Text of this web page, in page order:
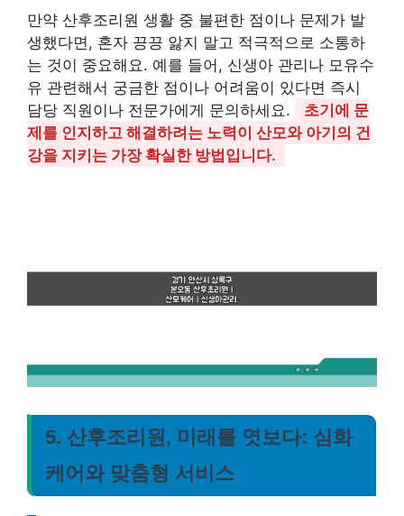
만약 산후조리원 생활 중 불편한 점이나 문제가 발
생했다면, 혼자 끙끙 앓지 말고 적극적으로 소통하
는 것이 중요해요. 예를 들어, 신생아 관리나 모유수
유 관련해서 궁금한 점이나 어려움이 있다면 즉시
담당 직원이나 전문가에게 문의하세요.
초기에 문
제를 인지하고 해결하려는 노력이 산모와 아기의 건
강을 지키는 가장 확실한 방법입니다.
5. 산후조리원, 미래를 엿보다: 심화
케어와 맞춤형 서비스